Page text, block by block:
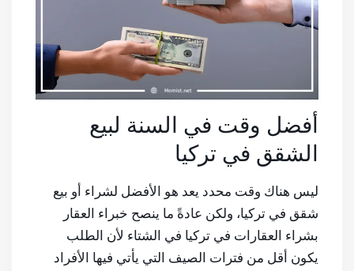
أفضل وقت في السنة لبيع
الشقق في تركيا
ليس هناك وقت محدد يعد هو الأفضل لشراء أو بيع
شقق في تركيا، ولكن عادةً ما ينصح خبراء العقار
بشراء العقارات في تركيا في الشتاء لأن الطلب
يكون أقل من فترات الصيف التي يأتي فيها الأفراد